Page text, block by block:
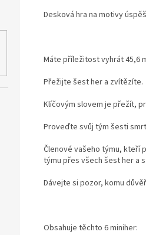
Desková hra na motivy
Máte příležitost vyhrát 45,6
Přežijte šest her a zvítězíte.
Klíčovým slovem je přežít,
Proveďte svůj tým šesti
Členové vašeho týmu, kteří
týmu přes všech šest her a
Dávejte si pozor, komu
Obsahuje těchto 6 miniher: